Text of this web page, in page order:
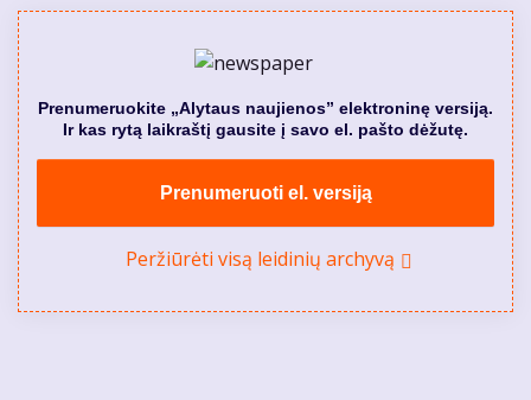
Prenumeruokite „Alytaus naujienos” elektroninę versiją.
Ir kas rytą laikraštį gausite į savo el. pašto dėžutę.
Prenumeruoti el. versiją
Peržiūrėti visą leidinių archyvą